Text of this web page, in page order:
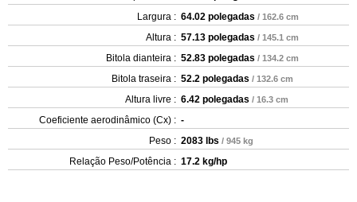
Largura : 64.02 polegadas / 162.6 cm
Altura : 57.13 polegadas / 145.1 cm
Bitola dianteira : 52.83 polegadas / 134.2 cm
Bitola traseira : 52.2 polegadas / 132.6 cm
Altura livre : 6.42 polegadas / 16.3 cm
Coeficiente aerodinâmico (Cx) : -
Peso : 2083 lbs / 945 kg
Relação Peso/Potência : 17.2 kg/hp